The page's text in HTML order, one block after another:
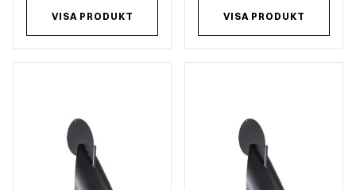
VISA PRODUKT VISA PRODUKT